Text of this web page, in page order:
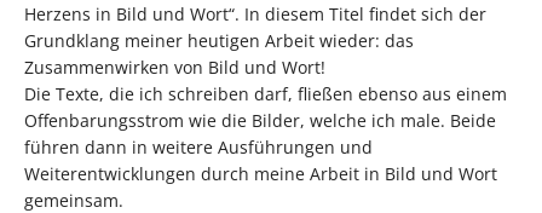
Herzens in Bild und Wort“. In diesem Titel findet sich der
Grundklang meiner heutigen Arbeit wieder: das
Zusammenwirken von Bild und Wort!
Die Texte, die ich schreiben darf, fließen ebenso aus einem
Offenbarungsstrom wie die Bilder, welche ich male. Beide
führen dann in weitere Ausführungen und
Weiterentwicklungen durch meine Arbeit in Bild und Wort
gemeinsam.